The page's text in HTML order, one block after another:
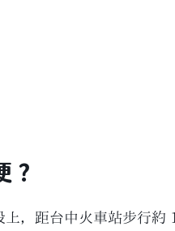
，距台中火車站步行約